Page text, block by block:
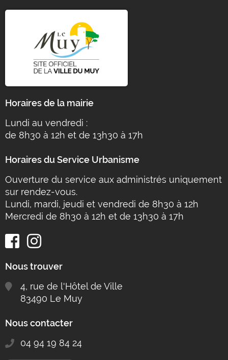
Horaires de la mairie
Lundi au vendredi :
de 8h30 à 12h et de 13h30 à 17h
Horaires du Service Urbanisme
Ouverture du service aux administrés uniquement
sur rendez-vous.
Lundi, mardi, jeudi et vendredi de 8h30 à 12h
Mercredi de 8h30 à 12h et de 13h30 à 17h
Nous trouver
4, rue de l'Hôtel de Ville
83490 Le Muy
Nous contacter
04 94 19 84 24